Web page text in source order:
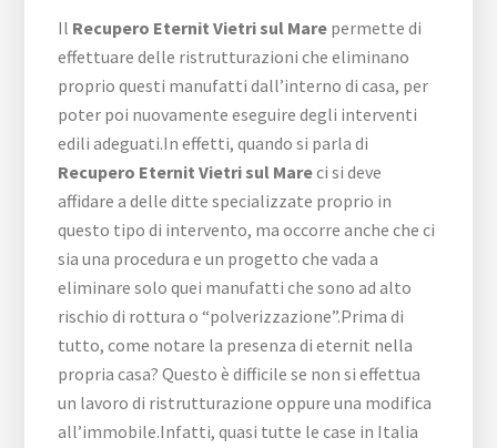
Il Recupero Eternit Vietri sul Mare permette di
effettuare delle ristrutturazioni che eliminano
proprio questi manufatti dall’interno di casa, per
poter poi nuovamente eseguire degli interventi
edili adeguati.In effetti, quando si parla di
Recupero Eternit Vietri sul Mareci si deve
affidare a delle ditte specializzate proprio in
questo tipo di intervento, ma occorre anche che ci
sia una procedura e un progetto che vada a
eliminare solo quei manufatti che sono ad alto
rischio di rottura o “polverizzazione”.Prima di
tutto, come notare la presenza di eternit nella
propria casa? Questo è difficile se non si effettua
un lavoro di ristrutturazione oppure una modifica
all’immobile.Infatti, quasi tutte le case in Italia